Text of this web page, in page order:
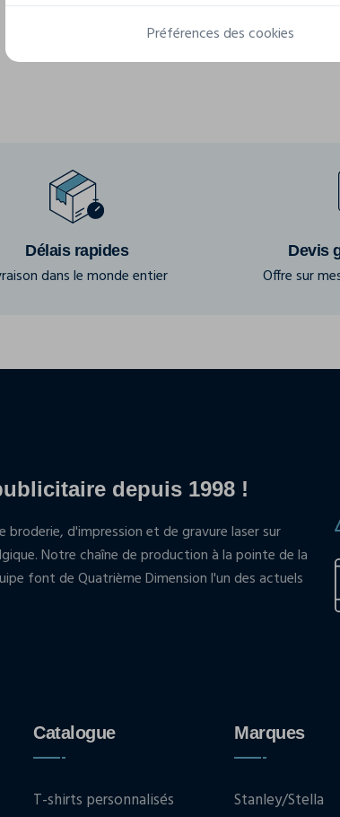
PET
Délais rapides
dans le monde entier
Devis
Offre sur
depuis 1998 !
broderie, d'impression et de gravure laser sur
Notre chaîne de production à la pointe de la
font de Quatrième Dimension l'un des actuels
Catalogue
T-shirts personnalisés
Marques
Stanley/Stella
Préférences des cookies